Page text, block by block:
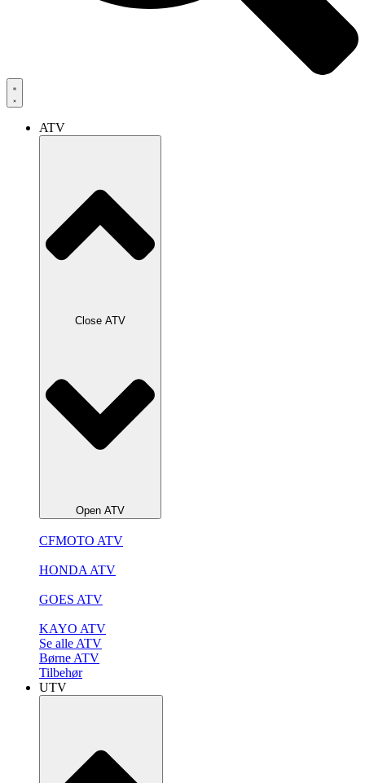
ATV
Close ATV
Open ATV
CFMOTO ATV
HONDA ATV
GOES ATV
KAYO ATV
Se alle ATV
Børne ATV
Tilbehør
UTV